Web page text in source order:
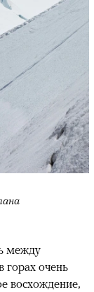
между
горах очень
восхождение,